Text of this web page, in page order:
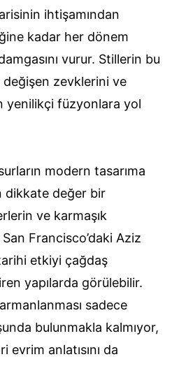
ihtişamından
kadar her dönem
vurur. Stillerin bu
zevklerini ve
yenilikçi füzyonlara yol
modern tasarıma
dikkate değer bir
ve karmaşık
San Francisco’daki Aziz
etkiyi çağdaş
yapılarda görülebilir.
sadece
bulunmakla kalmıyor,
evrim anlatısını da